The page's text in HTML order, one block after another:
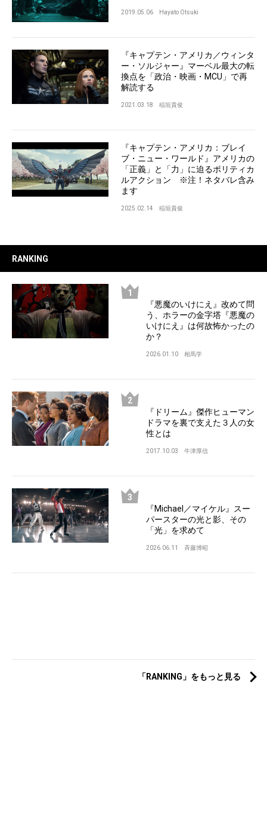
2019.05.06 Hayato Otsuki
『キャプテン・アメリカ／ウィンタ
ー・ソルジャー』マーベル最大の転
換点を「政治・映画・MCU」で再
解読する
2021.03.18 稲垣貴俊
『キャプテン・アメリカ：ブレイ
ブ・ニュー・ワールド』アメリカの
「正義」と「力」に迫るポリティカ
ルアクション ※注！ネタバレ含み
ます
2025.02.14 稲垣貴俊
RANKING
『悪魔のいけにえ』改めて問
う、ホラーの金字塔『悪魔の
いけにえ』は何故怖かったの
か？
2026.01.10 相馬学
『ドリーム』傑作ヒューマン
ドラマを裏で支えた３人の女
性とは
2017.10.03 牛津厚信
『Michael／マイケル』スー
パースターの光と影、その
「光」を求めて
2026.06.11 斉藤博昭
「RANKING」をもっと見る